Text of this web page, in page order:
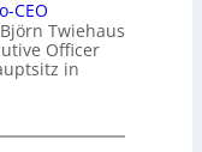
CEO
Twiehaus
Officer
in